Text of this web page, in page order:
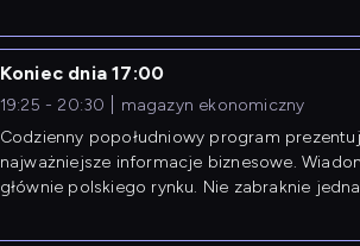
Koniec dnia 17:00
19:25 - 20:30
magazyn ekonomiczny
Codzienny popołudniowy program
najważniejsze informacje biznesowe.
głównie polskiego rynku. Nie zabraknie